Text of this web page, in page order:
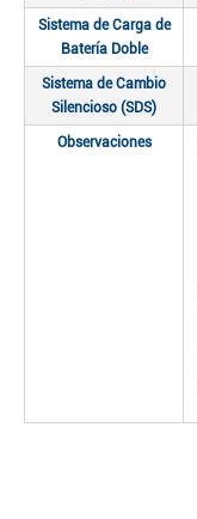
Sistema de Carga de
Batería Doble
Sistema de Cambio
Silencioso (SDS)
Observaciones